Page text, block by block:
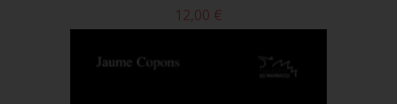
12,00 €